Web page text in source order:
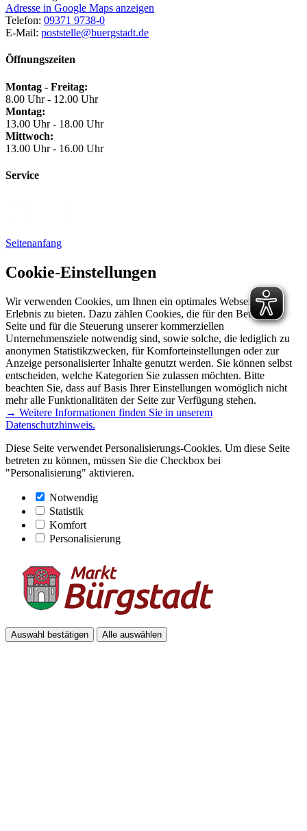
Adresse in Google Maps anzeigen
Telefon: 09371 9738-0
E-Mail: poststelle@buergstadt.de
Öffnungszeiten
Montag - Freitag:
8.00 Uhr - 12.00 Uhr
Montag:
13.00 Uhr - 18.00 Uhr
Mittwoch:
13.00 Uhr - 16.00 Uhr
Service
Seitenanfang
Cookie-Einstellungen
Wir verwenden Cookies, um Ihnen ein optimales Webseiten-
Erlebnis zu bieten. Dazu zählen Cookies, die für den Betrieb der
Seite und für die Steuerung unserer kommerziellen
Unternehmensziele notwendig sind, sowie solche, die lediglich zu
anonymen Statistikzwecken, für Komforteinstellungen oder zur
Anzeige personalisierter Inhalte genutzt werden. Sie können selbst
entscheiden, welche Kategorien Sie zulassen möchten. Bitte
beachten Sie, dass auf Basis Ihrer Einstellungen womöglich nicht
mehr alle Funktionalitäten der Seite zur Verfügung stehen.
→ Weitere Informationen finden Sie in unserem
Datenschutzhinweis.
Diese Seite verwendet Personalisierungs-Cookies. Um diese Seite
betreten zu können, müssen Sie die Checkbox bei
"Personalisierung" aktivieren.
Notwendig
Statistik
Komfort
Personalisierung
Auswahl bestätigen Alle auswählen